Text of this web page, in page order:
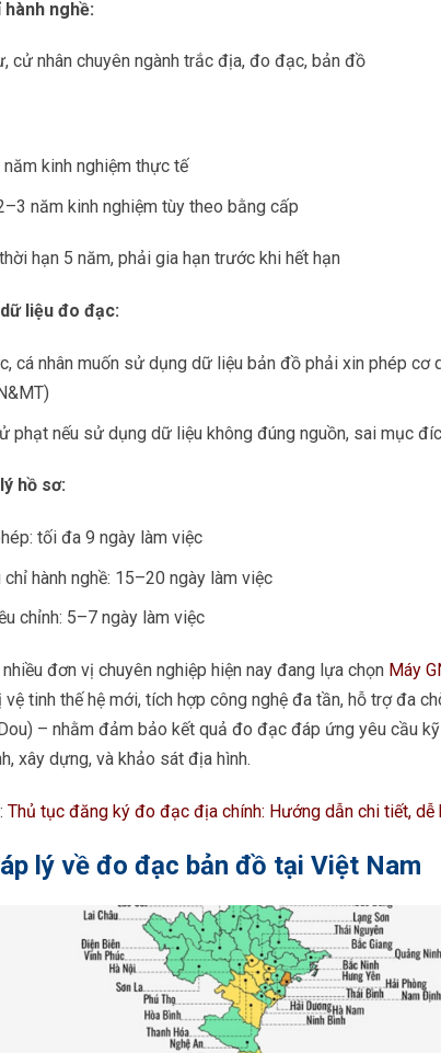
nghề:
cử nhân chuyên ngành trắc địa, đo đạc, bản đồ
năm kinh nghiệm thực tế
năm kinh nghiệm tùy theo bằng cấp
hạn 5 năm, phải gia hạn trước khi hết hạn
liệu đo đạc:
cá nhân muốn sử dụng dữ liệu bản đồ phải xin phép cơ
phạt nếu sử dụng dữ liệu không đúng nguồn, sai mục
hồ sơ:
tối đa 9 ngày làm việc
hành nghề: 15–20 ngày làm việc
chỉnh: 5–7 ngày làm việc
đơn vị chuyên nghiệp hiện nay đang lựa chọn Máy
tinh thế hệ mới, tích hợp công nghệ đa tần, hỗ trợ đa
– nhằm đảm bảo kết quả đo đạc đáp ứng yêu cầu
xây dựng, và khảo sát địa hình.
Thủ tục đăng ký đo đạc địa chính: Hướng dẫn chi tiết, dễ
lý về đo đạc bản đồ tại Việt Nam